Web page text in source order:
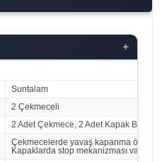
+
Suntalam
2 Çekmeceli
2 Adet Çekmece, 2 Adet Kapak
Çekmecelerde yavaş kapanma özelliği
Kapaklarda stop mekanizması vardır.